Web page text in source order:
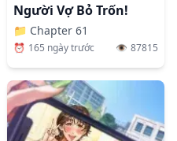
Người Vợ Bỏ Trốn!
📁 Chapter 61
⏰ 165 ngày trước 👁️ 87815